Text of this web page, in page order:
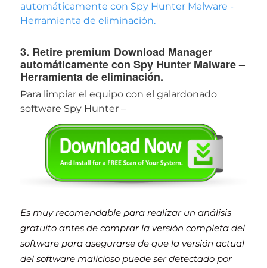
automáticamente con Spy Hunter Malware -
Herramienta de eliminación.
3. Retire premium Download Manager
automáticamente con Spy Hunter Malware –
Herramienta de eliminación.
Para limpiar el equipo con el galardonado
software Spy Hunter –
Es muy recomendable para realizar un análisis
gratuito antes de comprar la versión completa del
software para asegurarse de que la versión actual
del software malicioso puede ser detectado por
Herramienta de
eliminación de software
malintencionado